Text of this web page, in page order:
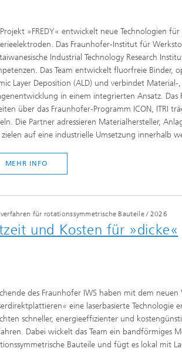
Projekt »FREDY« entwickelt neue Technologien
Das Fraunhofer-Institut für
Industrial Technology Research
Das Team entwickelt fluorfreie Binder,
Layer Deposition (ALD) und verbindet Material-,
in einem integrierten Ansatz. Das
über das Fraunhofer-Programm ICON, ITRI
Die Partner adressieren Materialhersteller,
auf eine industrielle Umsetzung innerhalb
MEHR INFO
für rotationssymmetrische Bauteile/ 2026
und Kosten für »dicke«
des Fraunhofer IWS haben mit dem neuen
eine laserbasierte Technologie
schneller, energieeffizienter und
Dabei wickelt das Team ein bandförmiges
Bauteile und fügt es lokal mit